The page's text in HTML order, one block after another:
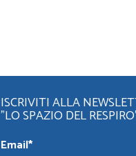
ISCRIVITI ALLA
"LO SPAZIO DEL
Email*